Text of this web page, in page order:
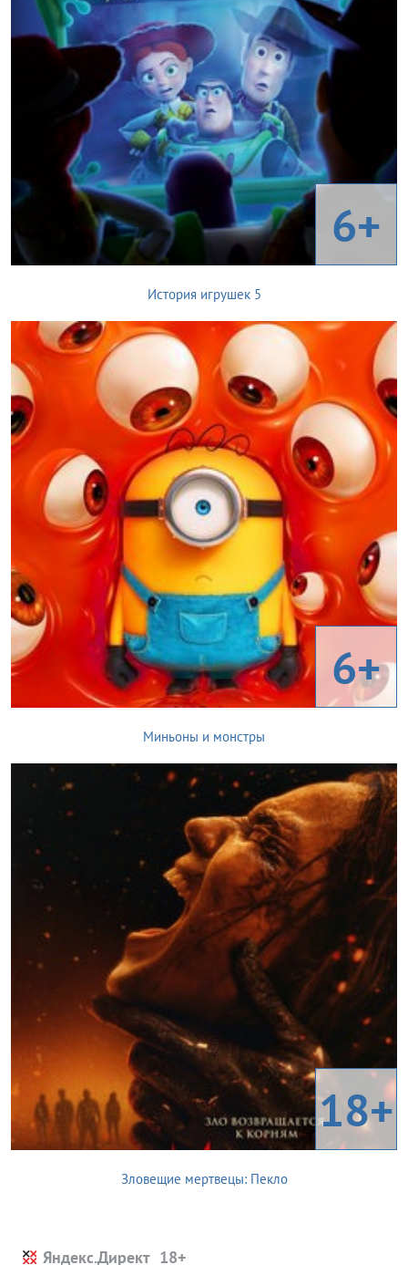
6+
История игрушек 5
6+
Миньоны и монстры
18+
Зловещие мертвецы: Пекло
Яндекс.Директ